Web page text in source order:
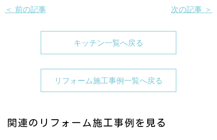
＜ 前の記事 次の記事 ＞
キッチン一覧へ戻る
リフォーム施工事例一覧へ戻る
関連のリフォーム施工事例を見る